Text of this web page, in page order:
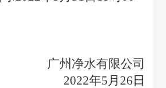
广州净水有限公司
2022年5月26日